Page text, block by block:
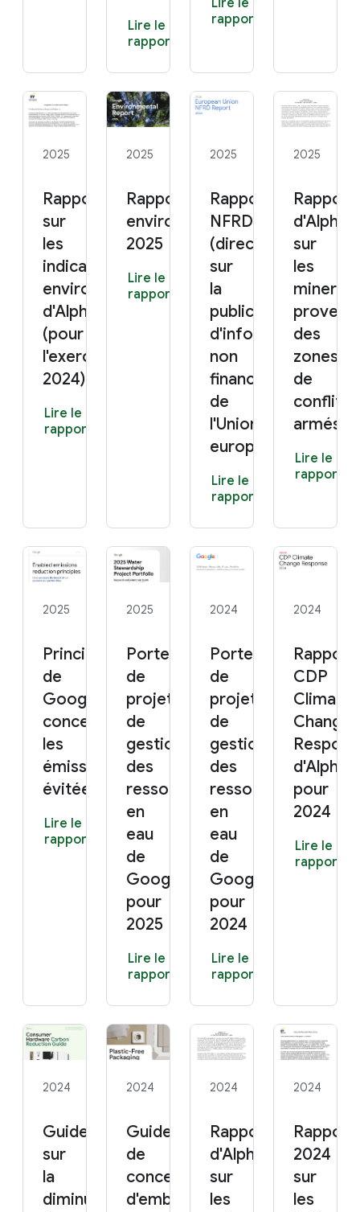
Lire le
rapport
rapport
2025
Rapport 2025
sur
les
indicateurs
environnementaux
d'Alphabet
(pour
l'exercice
2024)
Lire le
rapport
2025
Rapport
environnemental
2025
Lire le
rapport
2025
Rapport
NFRD 2025
(directive
sur
la
publication
d'informations
non
financières
de
l'Union
européenne)
Lire le
rapport
2025
Rapport
sur
les
minerais
des
zones
de
conflits
armés
Lire le
rapport
2025
Principes
de
Google
concernant
les
émissions
évitées
Lire le
rapport
2025
Portefeuille
de
projets
de
gestion
des
ressources
en
eau
de
Google
pour
2025
Lire le
rapport
2024
Portefeuille
de
projets
de
gestion
des
ressources
en
eau
de
Google
pour
2024
Lire le
rapport
2024
Rapport
CDP
Climate
Change
pour
2024
Lire le
rapport
2024
Guide
sur
la
diminution
2024
Guide
de
conception
d'emballages
2024
Rapport 2023
d'Alphabet
sur
les
2024
Rapport
2024
sur
les